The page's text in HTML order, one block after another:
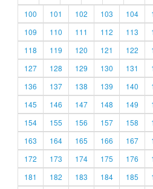
100
101 102 103 104
109
110 111 112 113
118
119 120 121 122
127
128 129 130 131
136
137 138 139 140
145
146 147 148 149
154
155 156 157 158
163
164 165 166 167
172
173 174 175 176
181
182 183 184 185